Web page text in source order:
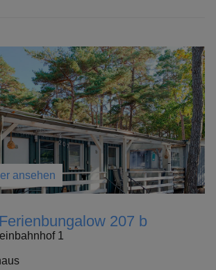
ansehen
207 b
1